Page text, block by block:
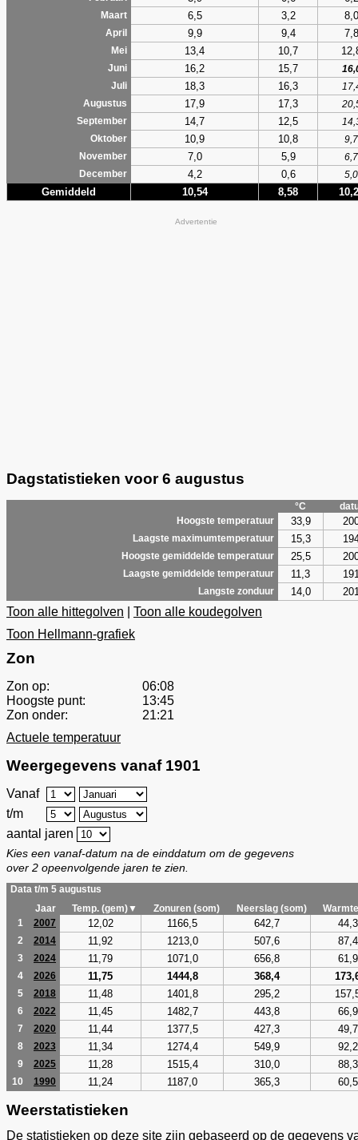
Maart 6,5 3,2 8,0
April 9,9 9,4 7,8
Mei 13,4 10,7
Juni 16,2 15,7
Juli
18,3 16,3
Augustus
17,9 17,3
September
14,7 12,5
Oktober
10,9 10,8
9,7
November
7,0 5,9
6,7
December
4,2 0,6 5,0
Gemiddeld 10,54 8,58
Advertentie
Dagstatistieken voor 6 augustus
°C
Hoogste temperatuur
33,9
Laagste maximumtemperatuur 15,3
Hoogste gemiddelde temperatuur 25,5
Laagste gemiddelde temperatuur 11,3
Langste zonduur 14,0
Toon alle hittegolven
Toon alle koudegolven
Toon Hellmann-grafiek
Zon
Zon op:
06:08
Hoogste punt:
13:45
Zon onder:
21:21
Actuele temperatuur
Weergegevens vanaf 1901
Vanaf
t/m
aantal jaren
Kies een vanaf-datum na de einddatum om de gegevens
over 2 opeenvolgende jaren te zien.
Data t/m 5 augustus
Jaar
Temp. (gem)▼ Zonuren (som) Neerslag (som)
1
2007 12,02 1166,5 642,7 44,3
2 2014 11,92 1213,0 507,6 87,4
3 2024 11,79 1071,0 656,8 61,9
4 2026 11,75 1444,8 368,4
5 2018 11,48 1401,8 295,2
6 2022 11,45 1482,7 443,8 66,9
7 2020 11,44 1377,5 427,3 49,7
8 2023 11,34 1274,4 549,9 92,2
9 2025 11,28 1515,4 310,0 88,3
10 1990 11,24 1187,0 365,3 60,5
Weerstatistieken
De statistieken op deze site zijn gebaseerd op de gegevens